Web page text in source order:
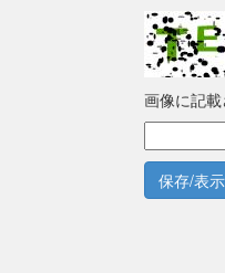
画像に記
保存/表示